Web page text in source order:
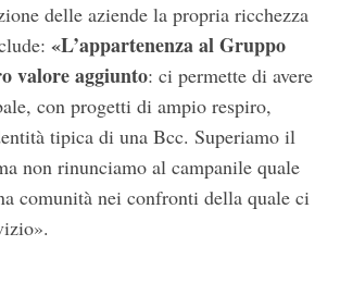
delle aziende la propria ricchezza
«L’appartenenza al Gruppo
valore aggiunto: ci permette di avere
con progetti di ampio respiro,
tipica di una Bcc. Superiamo il
non rinunciamo al campanile quale
comunità nei confronti della quale ci